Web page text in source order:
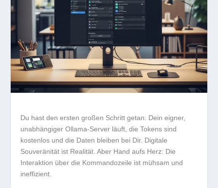
Du hast den ersten großen Schritt getan: Deineigner,
unabhängiger Ollama-Server läuft, die Tokens sind
kostenlos und die Daten bleiben bei Dir. Digitale
Souveränität ist Realität. Aber Hand aufs Herz: Die
Interaktion über die Kommandozeile ist mühsam und
ineffizient.